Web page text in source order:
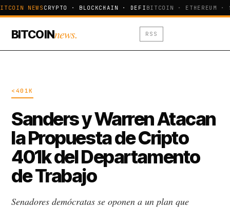
NEWSCRYPTO · BLOCKCHAIN · DEFIBITCOIN · ETHEREUM ·
BITCOINnews. RSS
<401K
Sanders y Warren Atacan
la Propuesta de Cripto
401k del Departamento
de Trabajo
Senadores demócratas se oponen a un plan que